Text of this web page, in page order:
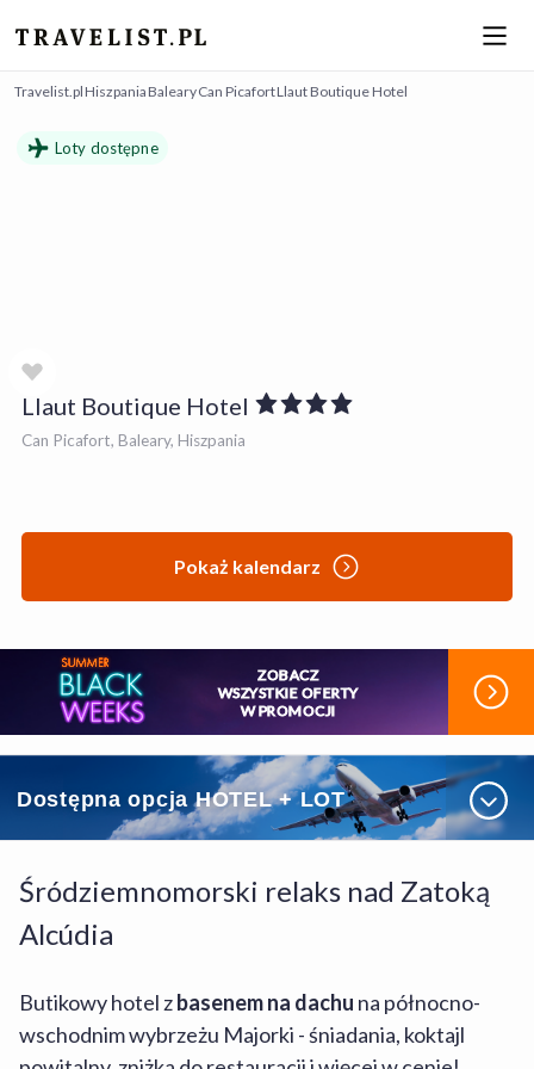
Travelist.plHiszpaniaBalearyCan PicafortLlaut Boutique Hotel
Llaut Boutique Hotel
Can Picafort, Baleary, Hiszpania
Pokaż kalendarz
Loty dostępne
ZOBACZ
WSZYSTKIE OFERTY
W PROMOCJI
Dostępna opcja HOTEL + LOT
W tej ofercie możesz dokupić przelot na dalszym etapie
rezerwacji i cieszyć się całym planem podróży w jednym
Jak to działa?
W panelu rezerwacji kliknij opcję HOTEL + LOT.
Śródziemnomorski relaks nad Zatoką
Alcúdia
Butikowy hotel zbasenem na dachu na północno-
wschodnim wybrzeżu Majorki - śniadania, koktajl